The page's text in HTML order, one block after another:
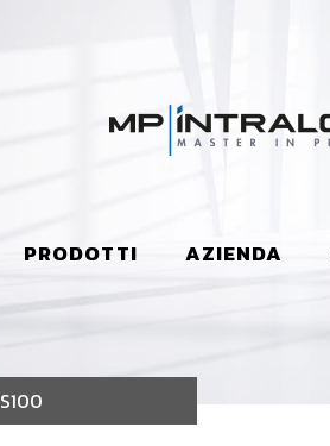
PRODOTTI AZIENDA
S100